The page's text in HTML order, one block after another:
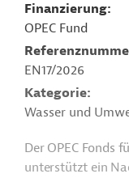
Finanzierung
OPEC Fund
EN17/2026
Kategorie
Wasser und
Der OPEC Fonds
unterstützt ein